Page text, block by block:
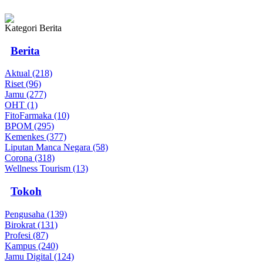
Kategori Berita
Berita
Aktual (218)
Riset (96)
Jamu (277)
OHT (1)
FitoFarmaka (10)
BPOM (295)
Kemenkes (377)
Liputan Manca Negara (58)
Corona (318)
Wellness Tourism (13)
Tokoh
Pengusaha (139)
Birokrat (131)
Profesi (87)
Kampus (240)
Jamu Digital (124)